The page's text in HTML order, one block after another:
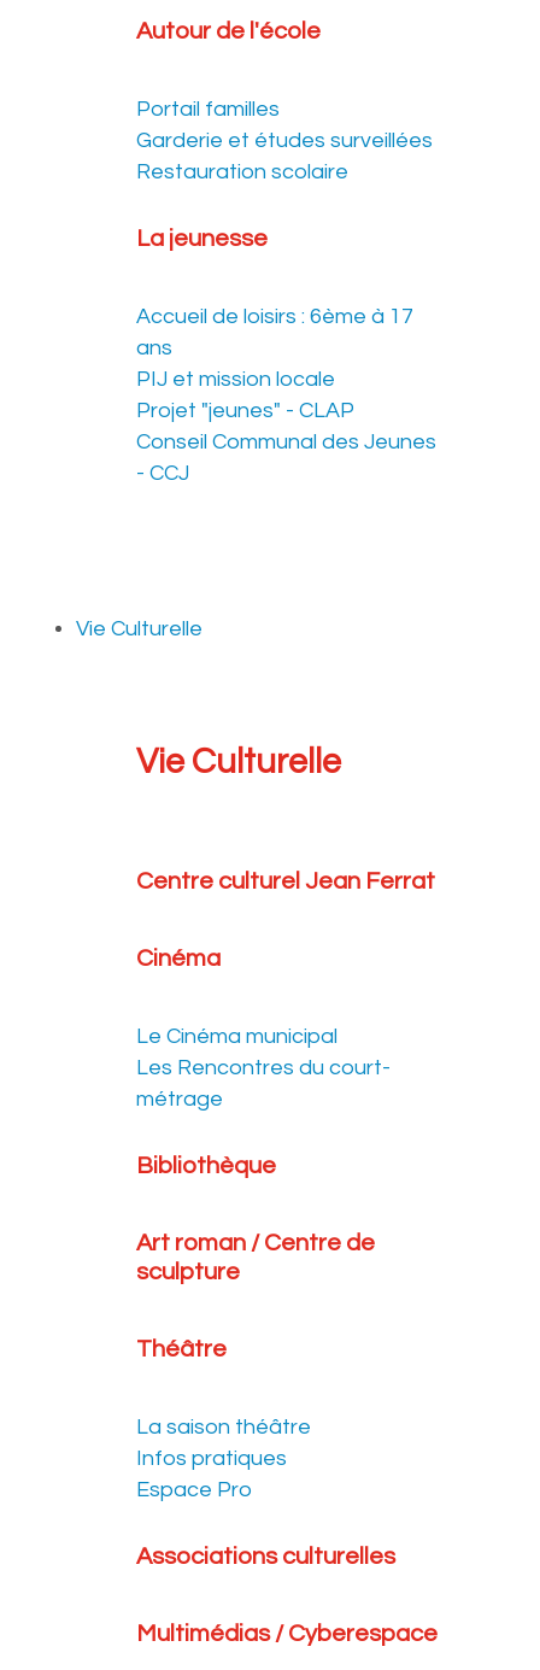
Autour de l'école
Portail familles
Garderie et études surveillées
Restauration scolaire
La jeunesse
Accueil de loisirs : 6ème à 17
ans
PIJ et mission locale
Projet "jeunes" - CLAP
Conseil Communal des Jeunes
- CCJ
Vie Culturelle
Vie Culturelle
Centre culturel Jean Ferrat
Cinéma
Le Cinéma municipal
Les Rencontres du court-
métrage
Bibliothèque
Art roman / Centre de
sculpture
Théâtre
La saison théâtre
Infos pratiques
Espace Pro
Associations culturelles
Multimédias / Cyberespace